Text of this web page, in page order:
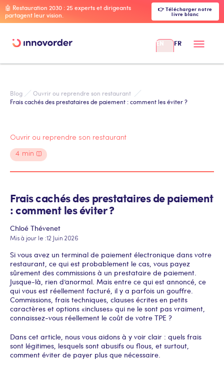
🤖 Restauration 2030 : 25 experts et dirigeants
partagent leur vision.
👉 Télécharger notre
livre blanc
EN FR
Blog
Ouvrir ou reprendre son restaurant
Frais cachés des prestataires de paiement : comment les éviter ?
Ouvrir ou reprendre son restaurant
4 min
Frais cachés des prestataires de paiement
: comment les éviter ?
Chloé Thévenet
Mis à jour le :12 Juin 2026
Si vous avez un terminal de paiement électronique dans votre
restaurant, ce qui est probablement le cas, vous payez
sûrement des commissions à un prestataire de paiement.
Jusque-là, rien d’anormal. Mais entre ce qui est annoncé, ce
qui vous est réellement facturé, il y a parfois un gouffre.
Commissions, frais techniques, clauses écrites en petits
caractères et options « incluses » qui ne le sont pas vraiment,
connaissez-vous réellement le coût de votre TPE ?
Dans cet article, nous vous aidons à y voir clair : quels frais
sont légitimes, lesquels sont abusifs ou flous, et surtout,
comment éviter de payer plus que nécessaire.